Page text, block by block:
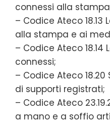
connessi alla
– Codice Ateco 18.13
alla stampa e ai
– Codice Ateco 18.14
connessi;
– Codice Ateco
di supporti registrati;
– Codice Ateco
a mano e a soffio